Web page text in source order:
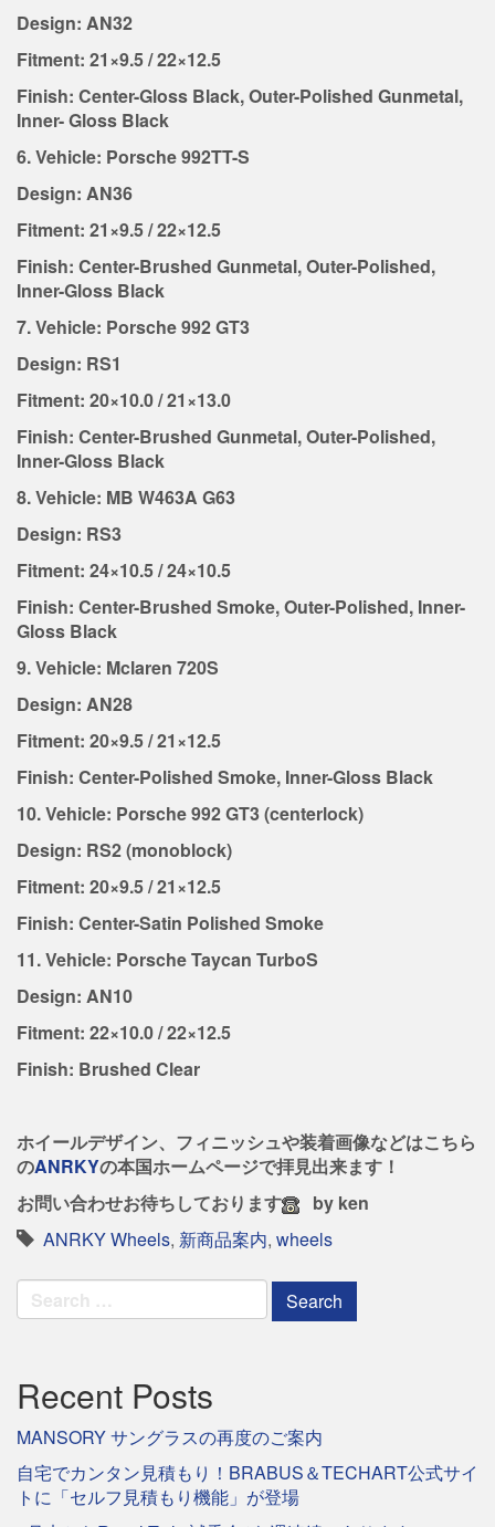
Design: AN32
Fitment: 21×9.5 / 22×12.5
Finish: Center-Gloss Black, Outer-Polished Gunmetal,
Inner- Gloss Black
6. Vehicle: Porsche 992TT-S
Design: AN36
Fitment: 21×9.5 / 22×12.5
Finish: Center-Brushed Gunmetal, Outer-Polished,
Inner-Gloss Black
7. Vehicle: Porsche 992 GT3
Design: RS1
Fitment: 20×10.0 / 21×13.0
Finish: Center-Brushed Gunmetal, Outer-Polished,
Inner-Gloss Black
8. Vehicle: MB W463A G63
Design: RS3
Fitment: 24×10.5 / 24×10.5
Finish: Center-Brushed Smoke, Outer-Polished, Inner-
Gloss Black
9. Vehicle: Mclaren 720S
Design: AN28
Fitment: 20×9.5 / 21×12.5
Finish: Center-Polished Smoke, Inner-Gloss Black
10. Vehicle: Porsche 992 GT3 (centerlock)
Design: RS2 (monoblock)
Fitment: 20×9.5 / 21×12.5
Finish: Center-Satin Polished Smoke
11. Vehicle: Porsche Taycan TurboS
Design: AN10
Fitment: 22×10.0 / 22×12.5
Finish: Brushed Clear
ホイールデザイン、フィニッシュや装着画像などはこちら
のANRKYの本国ホームページで拝見出来ます！
お問い合わせお待ちしております
by ken
ANRKY Wheels, 新商品案内, wheels
Search
for:
Recent Posts
MANSORY サングラスの再度のご案内
自宅でカンタン見積もり！BRABUS＆TECHART公式サイ
トに「セルフ見積もり機能」が登場